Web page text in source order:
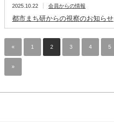
2025.10.22 会員からの情報
都市まち研からの視察のお知らせ
« 1 2 3 4 5
»